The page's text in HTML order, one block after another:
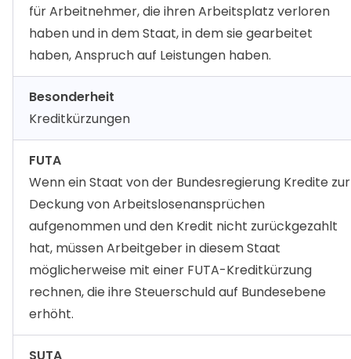
für Arbeitnehmer, die ihren Arbeitsplatz verloren
haben und in dem Staat, in dem sie gearbeitet
haben, Anspruch auf Leistungen haben.
Besonderheit
Kreditkürzungen
FUTA
Wenn ein Staat von der Bundesregierung Kredite zur
Deckung von Arbeitslosenansprüchen
aufgenommen und den Kredit nicht zurückgezahlt
hat, müssen Arbeitgeber in diesem Staat
möglicherweise mit einer FUTA-Kreditkürzung
rechnen, die ihre Steuerschuld auf Bundesebene
erhöht.